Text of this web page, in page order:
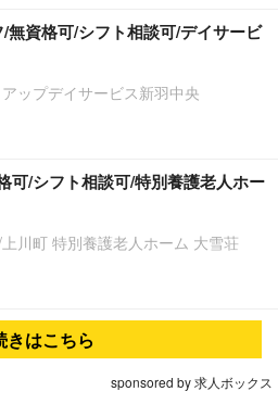
/無資格可/シフト相談可/デイサービ
ップデイサービス新羽中央
可/シフト相談可/特別養護老人ホー
川町 特別養護老人ホーム 大雪荘
きはこちら
sponsored by 求人ボックス